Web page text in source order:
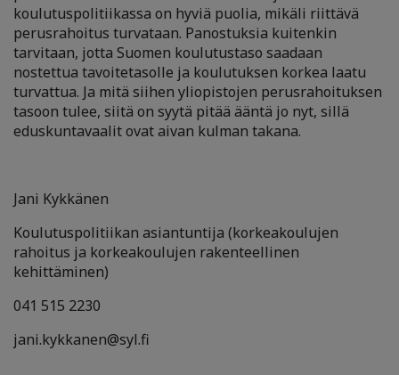
koulutuspolitiikassa on hyviä puolia, mikäli riittävä
perusrahoitus turvataan. Panostuksia kuitenkin
tarvitaan, jotta Suomen koulutustaso saadaan
nostettua tavoitetasolle ja koulutuksen korkea laatu
turvattua. Ja mitä siihen yliopistojen perusrahoituksen
tasoon tulee, siitä on syytä pitää ääntä jo nyt, sillä
eduskuntavaalit ovat aivan kulman takana.
Jani Kykkänen
Koulutuspolitiikan asiantuntija (korkeakoulujen
rahoitus ja korkeakoulujen rakenteellinen
kehittäminen)
041 515 2230
jani.kykkanen@syl.fi